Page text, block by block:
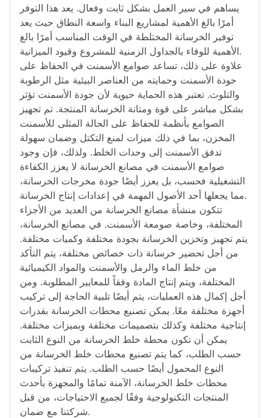
يساهم في سير العمل بشكل ثابت وفعال. يعد هذا التوفر
أمرًا بالغ الأهمية لمشاريع البناء واسعة النطاق حيث يعد
توفير الخرسانة المختلطة في الوقت المناسب أمرًا بالغ
الأهمية للوفاء بالجداول الزمنية للمشروع وقيود الميزانية.
علاوة على ذلك، تساعد صوامع الأسمنت في الحفاظ على
جودة الأسمنت وحمايته من العناصر البيئية مثل الرطوبة
والتلوث. تعتبر هذه الحماية حيوية لأن جودة الأسمنت تؤثر
بشكل مباشر على قوة ومتانة الخرسانة المنتجة. تم تجهيز
الصوامع بأنظمة للحفاظ على الحالة المثلى للأسمنت
المخزن، بما في ذلك ميزات لمنع التكتل وضمان سهولة
تدفق الأسمنت إلى وحدات الخلط. ولذلك، فإن وجود
صوامع الأسمنت في مصانع الخرسانة لا يعزز الكفاءة
التشغيلية فحسب، بل يعزز أيضًا جودة مخرجات الخرسانة،
مما يجعلها أحد الأصول المهمة في إعدادات إنتاج الخرسانة.
تتكون منشأة مصانع الخرسانة من العديد من الأجزاء
المختلفة، وخاصة صومعة الأسمنت. في مصانع الخرسانة،
يتم تجهيز وتخزين الخرسانة بجودة مختلفة وكميات مختلفة.
من أجل تحضير خرسانة ذات خصائص مختلفة، يتم التأكد
من خلط الماء والرمل والأسمنت والمواد الكيميائية
المختلفة، ويتم إنتاج المادة وفقاً للمعايير المطلوبة. ومن
أجل إكمال هذه العمليات، يتم أيضًا تلبية الحاجة إلى تركيب
أجهزة مختلفة معًا. يمكن تصنيع محطات الخرسانة بقدرات
إنتاجية مختلفة وكذلك بتصميمات مختلفة وبميزات مختلفة.
يمكن أن تكون محطة خلط الخرسانة من النوع الثابت
حسب الطلب، كما يتم تصنيع محطات خلط الخرسانة من
النوع المحمول أيضًا حسب الطلب. يتم تنفيذ تركيبات
محطات خلط الخرسانة، الآمنة تمامًا والمجهزة بأحدث
المنتجات التكنولوجية وفقًا لجميع الاحتياجات، من قبل
شركتنا مع ضمان.